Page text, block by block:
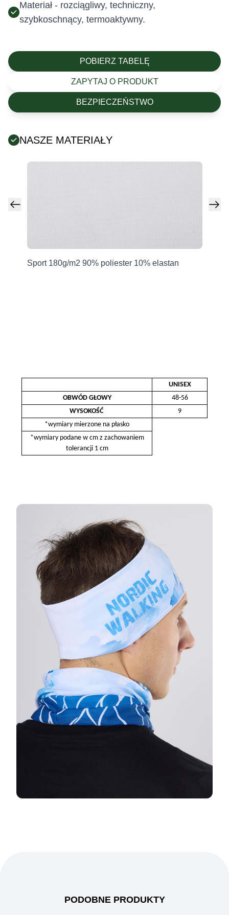
Materiał - rozciągliwy, techniczny,
szybkoschnący, termoaktywny.
POBIERZ TABELĘ
ZAPYTAJ O PRODUKT
BEZPIECZEŃSTWO
szkodliwych substancji chemicznych).
Grupa Ventus Sp. z o.o.
ul. Chmieleniec 2A/LU2
NASZE MATERIAŁY
Sport 180g/m2 90% poliester 10% elastan
UNISEX
OBWÓD GŁOWY
48-56
WYSOKOŚĆ
9
*wymiary mierzone na płasko
*wymiary podane w cm z zachowaniem
tolerancji 1 cm
PODOBNE PRODUKTY